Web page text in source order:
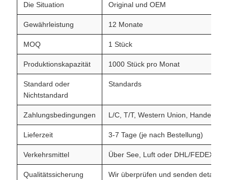
Die Situation Original und OEM
Gewährleistung 12 Monate
MOQ 1 Stück
Produktionskapazität 1000 Stück pro Monat
Standard oder
Nichtstandard
Standards
Zahlungsbedingungen L/C, T/T, Western Union,
Lieferzeit 3-7 Tage (je nach Bestellung)
Verkehrsmittel Über See, Luft oder DHL/FEDEX/
Qualitätssicherung
Wir überprüfen und senden